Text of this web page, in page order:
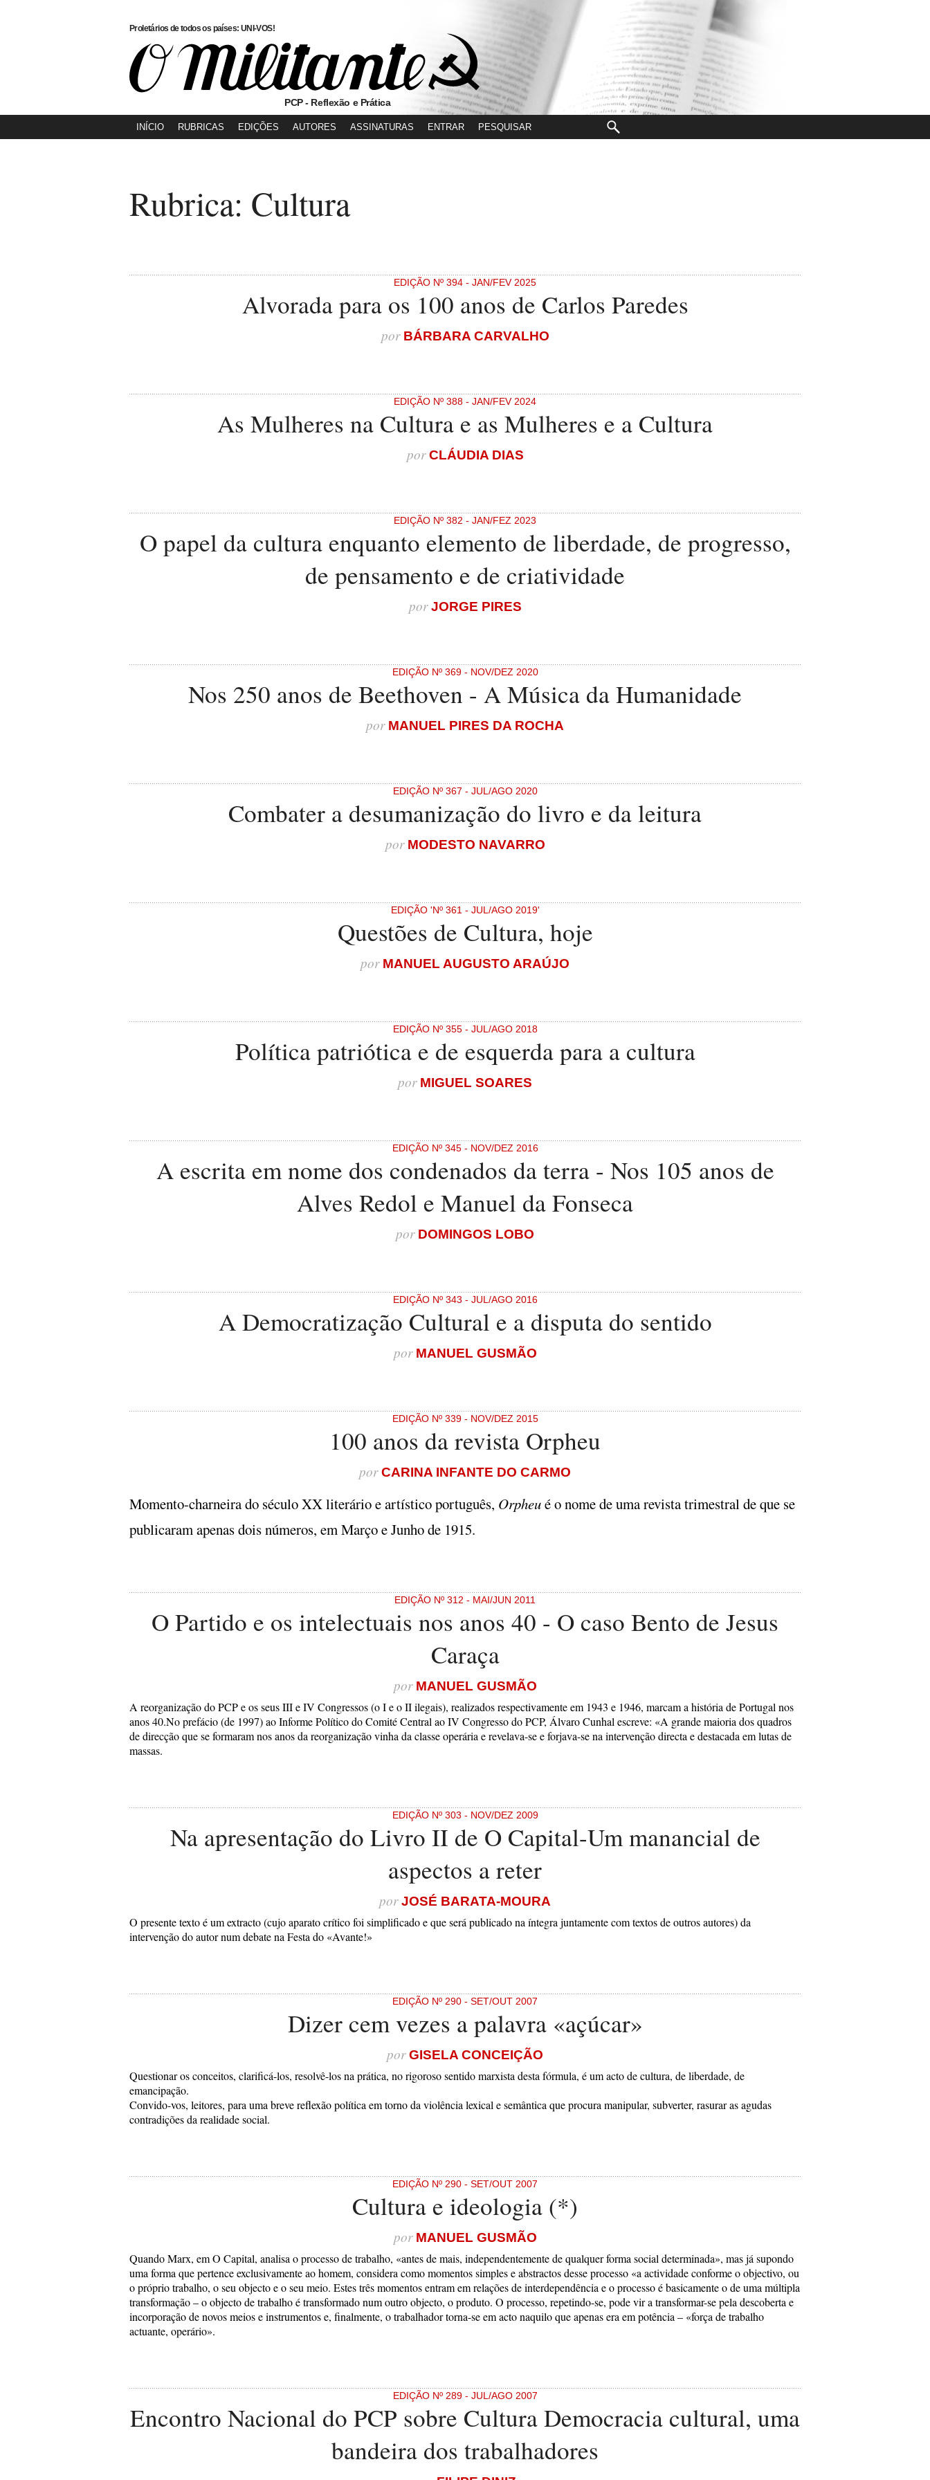
Proletários de todos os países: UNI-VOS!
PCP - Reflexão e Prática
INÍCIO RUBRICAS EDIÇÕES AUTORES ASSINATURAS ENTRAR
Rubrica: Cultura
EDIÇÃO Nº 394 - JAN/FEV 2025
Alvorada para os 100 anos de Carlos Paredes
por BÁRBARA CARVALHO
EDIÇÃO Nº 388 - JAN/FEV 2024
As Mulheres na Cultura e as Mulheres e a Cultura
porCLÁUDIA DIAS
EDIÇÃO Nº 382 - JAN/FEZ 2023
O papel da cultura enquanto elemento de liberdade, de progresso,
de pensamento e de criatividade
porJORGE PIRES
EDIÇÃO Nº 369 - NOV/DEZ 2020
Nos 250 anos de Beethoven - A Música da Humanidade
por MANUEL PIRES DA ROCHA
EDIÇÃO Nº 367 - JUL/AGO 2020
Combater a desumanização do livro e da leitura
por MODESTO NAVARRO
EDIÇÃO 'Nº 361 - JUL/AGO 2019'
Questões de Cultura, hoje
por MANUEL AUGUSTO ARAÚJO
EDIÇÃO Nº 355 - JUL/AGO 2018
Política patriótica e de esquerda para a cultura
por MIGUEL SOARES
EDIÇÃO Nº 345 - NOV/DEZ 2016
A escrita em nome dos condenados da terra - Nos 105 anos de
Alves Redol e Manuel da Fonseca
por DOMINGOS LOBO
EDIÇÃO Nº 343 - JUL/AGO 2016
A Democratização Cultural e a disputa do sentido
por MANUEL GUSMÃO
EDIÇÃO Nº 339 - NOV/DEZ 2015
100 anos da revista Orpheu
porCARINA INFANTE DO CARMO
Momento-charneira do século XX literário e artístico português, Orpheué o nome de uma revista trimestral de que se
publicaram apenas dois números, em Março e Junho de 1915.
EDIÇÃO Nº 312 - MAI/JUN 2011
O Partido e os intelectuais nos anos 40 - O caso Bento de Jesus
Caraça
por MANUEL GUSMÃO
A reorganização do PCP e os seus III e IV Congressos (o I e o II ilegais), realizados respectivamente em 1943 e 1946, marcam a história de Portugal nos
anos 40.No prefácio (de 1997) ao Informe Político do Comité Central ao IV Congresso do PCP, Álvaro Cunhal escreve: «A grande maioria dos quadros
de direcção que se formaram nos anos da reorganização vinha da classe operária e revelava-se e forjava-se na intervenção directa e destacada em lutas de
massas.
EDIÇÃO Nº 303 - NOV/DEZ 2009
Na apresentação do Livro II de O Capital-Um manancial de
aspectos a reter
porJOSÉ BARATA-MOURA
O presente texto é um extracto (cujo aparato crítico foi simplificado e que será publicado na íntegra juntamente com textos de outros autores) da
intervenção do autor num debate na Festa do «Avante!»
EDIÇÃO Nº 290 - SET/OUT 2007
Dizer cem vezes a palavra «açúcar»
porGISELA CONCEIÇÃO
Questionar os conceitos, clarificá-los, resolvê-los na prática, no rigoroso sentido marxista desta fórmula, é um acto de cultura, de liberdade, de
emancipação.
Convido-vos, leitores, para uma breve reflexão política em torno da violência lexical e semântica que procura manipular, subverter, rasurar as agudas
contradições da realidade social.
EDIÇÃO Nº 290 - SET/OUT 2007
Cultura e ideologia (*)
por MANUEL GUSMÃO
Quando Marx, em O Capital, analisa o processo de trabalho, «antes de mais, independentemente de qualquer forma social determinada», mas já supondo
uma forma que pertence exclusivamente ao homem, considera como momentos simples e abstractos desse processo «a actividade conforme o objectivo, ou
o próprio trabalho, o seu objecto e o seu meio. Estes três momentos entram em relações de interdependência e o processo é basicamente o de uma múltipla
transformação – o objecto de trabalho é transformado num outro objecto, o produto. O processo, repetindo-se, pode vir a transformar-se pela descoberta e
incorporação de novos meios e instrumentos e, finalmente, o trabalhador torna-se em acto naquilo que apenas era em potência – «força de trabalho
actuante, operário».
EDIÇÃO Nº 289 - JUL/AGO 2007
Encontro Nacional do PCP sobre Cultura Democracia cultural, uma
bandeira dos trabalhadores